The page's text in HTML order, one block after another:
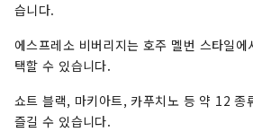
습니다.
에스프레소 비버리지는 호주 멜번 스타일
택할 수 있습니다.
쇼트 블랙, 마키아트, 카푸치노 등 약 12 ​​종
즐길 수 있습니다.